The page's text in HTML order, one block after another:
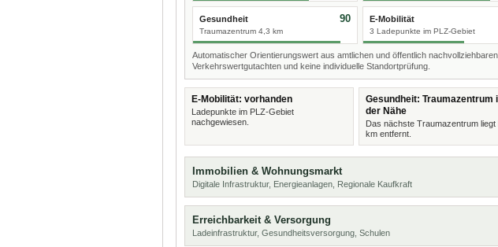
Gesundheit
Traumazentrum 4,3 km
90 E-Mobilität
3 Ladepunkte im PLZ-Gebiet
Automatischer Orientierungswert aus amtlichen und öffentlich
Verkehrswertgutachten und keine individuelle Standortprüfung.
E-Mobilität: vorhanden
Ladepunkte im PLZ-Gebiet
nachgewiesen.
Gesundheit: Traumazentrum
der Nähe
Das nächste Traumazentrum liegt
km entfernt.
Immobilien & Wohnungsmarkt
Digitale Infrastruktur, Energieanlagen, Regionale Kaufkraft
Erreichbarkeit & Versorgung
Ladeinfrastruktur, Gesundheitsversorgung, Schulen